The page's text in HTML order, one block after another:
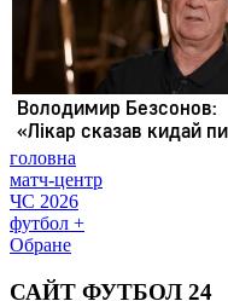
головна
матч-центр
ЧС 2026
футбол +
Обране
САЙТ ФУТБОЛ 24